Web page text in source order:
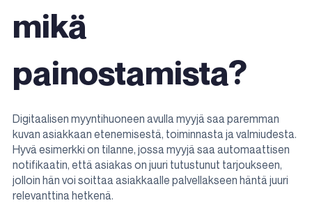
mikä
painostamista?
Digitaalisen myyntihuoneen avulla myyjä saa paremman
kuvan asiakkaan etenemisestä, toiminnasta ja valmiudesta.
Hyvä esimerkki on tilanne, jossa myyjä saa automaattisen
notifikaatin, että asiakas on juuri tutustunut tarjoukseen,
jolloin hän voi soittaa asiakkaalle palvellakseen häntä juuri
relevanttina hetkenä.